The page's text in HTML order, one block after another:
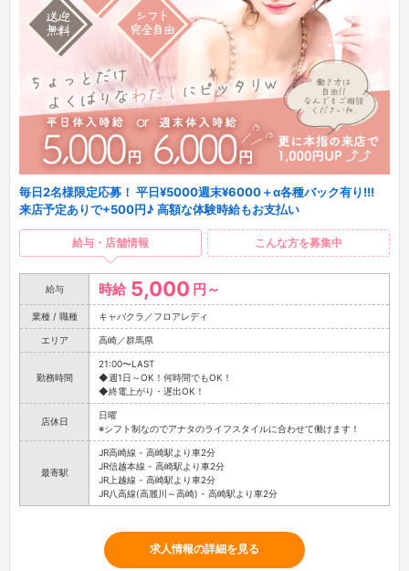
毎日2名様限定応募！ 平日¥5000週末¥6000＋α各種バック有り!!!
来店予定ありで+500円♪ 高額な体験時給もお支払い
給与・店舗情報 こんな方を募集中
給与 時給 5,000 円～
業種 / 職種 キャバクラ／フロアレディ
エリア 高崎／群馬県
勤務時間
21:00〜LAST
◆週1日～OK！何時間でもOK！
◆終電上がり・遅出OK！
店休日
日曜
※シフト制なのでアナタのライフスタイルに合わせて働けます！
最寄駅
JR高崎線 - 高崎駅より車2分
JR信越本線 - 高崎駅より車2分
JR上越線 - 高崎駅より車2分
JR八高線(高麗川～高崎) - 高崎駅より車2分
求人情報の詳細を見る